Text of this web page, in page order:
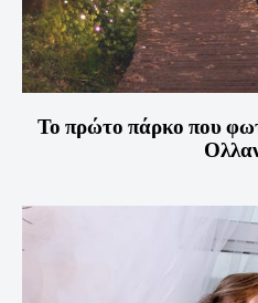
Το πρώτο πάρκο που